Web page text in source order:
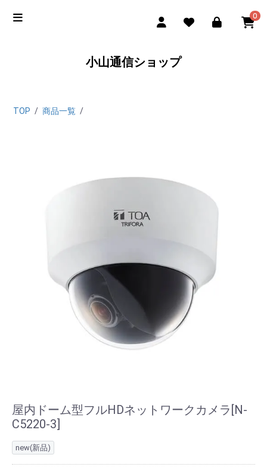
0
小山通信ショップ
TOP / 商品一覧 /
屋内ドーム型フルHDネットワークカメラ[N-
C5220-3]
new(新品)